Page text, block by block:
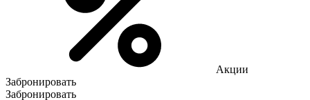
Акции
Забронировать
Забронировать